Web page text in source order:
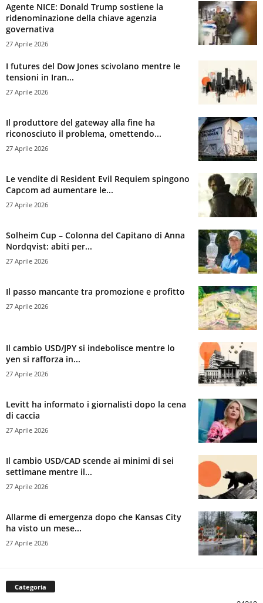
Agente NICE: Donald Trump sostiene la
ridenominazione della chiave agenzia
governativa
27 Aprile 2026
I futures del Dow Jones scivolano mentre le
tensioni in Iran...
27 Aprile 2026
Il produttore del gateway alla fine ha
riconosciuto il problema, omettendo...
27 Aprile 2026
Le vendite di Resident Evil Requiem spingono
Capcom ad aumentare le...
27 Aprile 2026
Solheim Cup – Colonna del Capitano di Anna
Nordqvist: abiti per...
27 Aprile 2026
Il passo mancante tra promozione e profitto
27 Aprile 2026
Il cambio USD/JPY si indebolisce mentre lo
yen si rafforza in...
27 Aprile 2026
Levitt ha informato i giornalisti dopo la cena
di caccia
27 Aprile 2026
Il cambio USD/CAD scende ai minimi di sei
settimane mentre il...
27 Aprile 2026
Allarme di emergenza dopo che Kansas City
ha visto un mese...
27 Aprile 2026
Categoria